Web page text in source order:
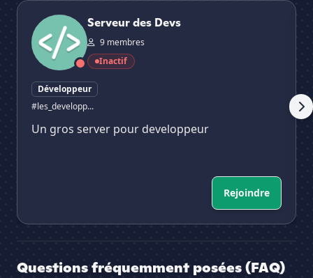
Serveur des Devs
Serveur des Devs
9 membres
Inactif
Développeur
#les_developp...
Un gros server pour developpeur
Rejoindre
Questions fréquemment posées (FAQ)